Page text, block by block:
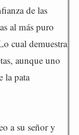
de las
al más puro
cual demuestra
aunque uno
la pata
a su señor y